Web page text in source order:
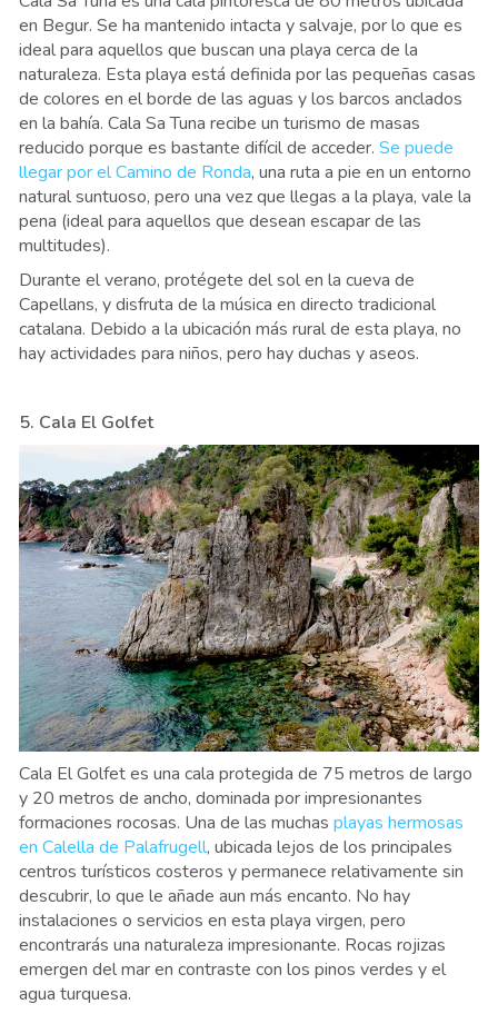
en Begur. Se ha mantenido intacta y salvaje, por lo que es
ideal para aquellos que buscan una playa cerca de la
naturaleza. Esta playa está definida por las pequeñas casas
de colores en el borde de las aguas y los barcos anclados
en la bahía. Cala Sa Tuna recibe un turismo de masas
reducido porque es bastante difícil de acceder. Se puede
llegar por el Camino de Ronda, una ruta a pie en un entorno
natural suntuoso, pero una vez que llegas a la playa, vale la
pena (ideal para aquellos que desean escapar de las
multitudes).
Durante el verano, protégete del sol en la cueva de
Capellans, y disfruta de la música en directo tradicional
catalana. Debido a la ubicación más rural de esta playa, no
hay actividades para niños, pero hay duchas y aseos.
5. Cala El Golfet
Cala El Golfet es una cala protegida de 75 metros de largo
y 20 metros de ancho, dominada por impresionantes
formaciones rocosas. Una de las muchas playas hermosas
en Calella de Palafrugell, ubicada lejos de los principales
centros turísticos costeros y permanece relativamente sin
descubrir, lo que le añade aun más encanto. No hay
instalaciones o servicios en esta playa virgen, pero
encontrarás una naturaleza impresionante. Rocas rojizas
emergen del mar en contraste con los pinos verdes y el
agua turquesa.